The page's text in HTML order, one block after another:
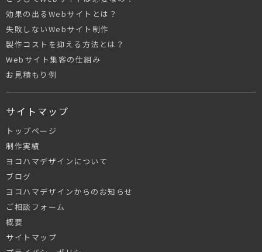
効果の出るWebサイトとは？
失敗しないWebサイト制作
製作コストを抑える方法とは？
Webサイト集客の仕組み
お見積もり例
サイトマップ
トップページ
制作実績
ヨコハマデザインについて
ブログ
ヨコハマデザインからのお知らせ
ご相談フォーム
概要
サイトマップ